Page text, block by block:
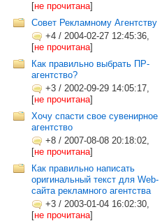
[не прочитана]
Совет Рекламному Агентству
+4 / 2004-02-27 12:45:36,
[не прочитана]
Как правильно выбрать ПР-
агентство?
+3 / 2002-09-29 14:05:17,
[не прочитана]
Хочу спасти свое сувенирное
агентство
+8 / 2007-08-08 20:18:02,
[не прочитана]
Как правильно написать
оригинальный текст для Web-
сайта рекламного агентства
+3 / 2003-01-04 16:02:30,
[не прочитана]